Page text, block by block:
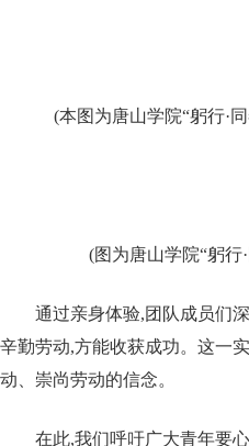
(本图为唐山学院“躬行·
(图为唐山学院“躬
通过亲身体验,团队成员们
辛勤劳动,方能收获成功。这一
动、崇尚劳动的信念。
在此,我们呼吁广大青年要